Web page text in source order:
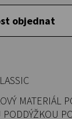
objednat
MATERIÁL